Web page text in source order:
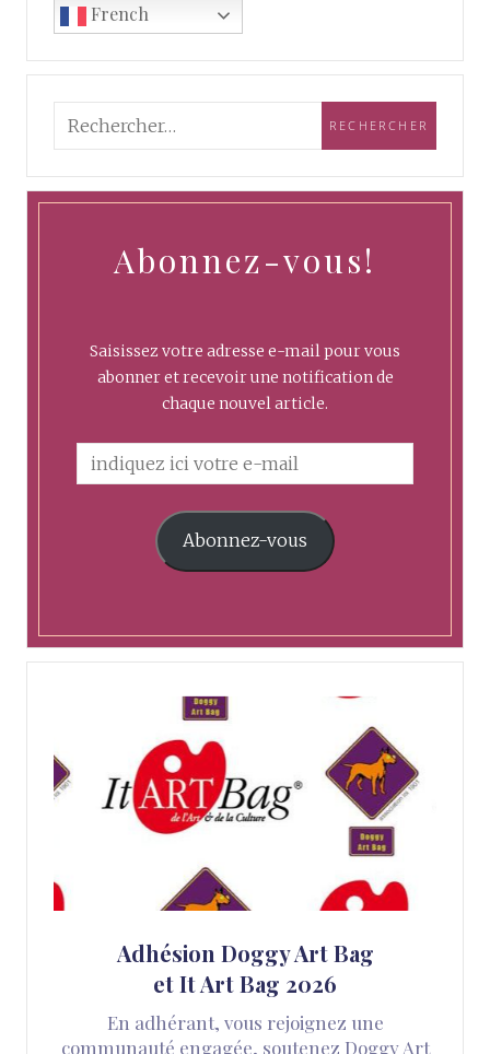
French
Abonnez-vous!
Saisissez votre adresse e-mail pour vous
abonner et recevoir une notification de
chaque nouvel article.
Abonnez-vous
Adhésion Doggy Art Bag
et It Art Bag 2026
En adhérant, vous rejoignez une
communauté engagée, soutenez Doggy Art